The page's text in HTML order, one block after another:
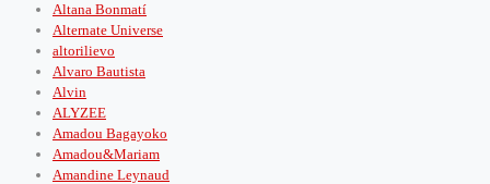
Altana Bonmatí
Alternate Universe
altorilievo
Alvaro Bautista
Alvin
ALYZEE
Amadou Bagayoko
Amadou&Mariam
Amandine Leynaud